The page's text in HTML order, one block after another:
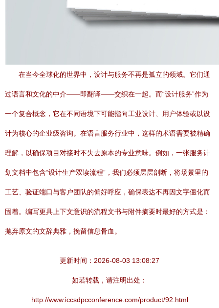
在当今全球化的世界中，设计与服务不再是孤立的领域。它们通
过语言和文化的中介——即翻译——交织在一起。而“设计服务”作为
一个复合概念，它在不同语境下可能指向工业设计、用户体验或以设
计为核心的企业级咨询。在语言服务行业中，这样的术语需要被精确
理解，以确保项目对接时不失去原本的专业意味。例如，一张服务计
划文档中包含“设计生产双读流程”，我们必须层层剖断，将场景里的
工艺、验证端口与客户团队的偏好呼应，确保表达不再因文字僵化而
固着。编写更具上下文意识的流程文书与附件摘要时最好的方式是：
抛弃原文的文辞典雅，挽留信息骨血。
更新时间：2026-08-03 13:08:27
如若转载，请注明出处：
http://www.iccsdpcconference.com/product/92.html